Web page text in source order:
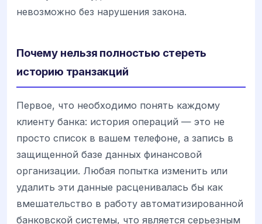
невозможно без нарушения закона.
Почему нельзя полностью стереть
историю транзакций
Первое, что необходимо понять каждому
клиенту банка: история операций — это не
просто список в вашем телефоне, а запись в
защищенной базе данных финансовой
организации. Любая попытка изменить или
удалить эти данные расценивалась бы как
вмешательство в работу автоматизированной
банковской системы, что является серьезным